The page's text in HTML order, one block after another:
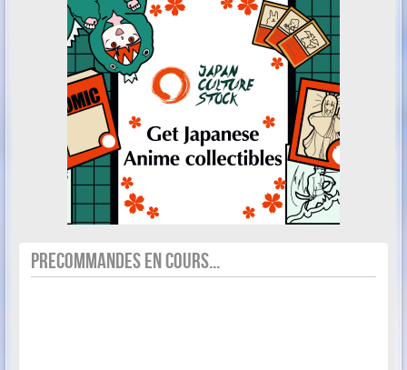
PRECOMMANDES EN COURS...